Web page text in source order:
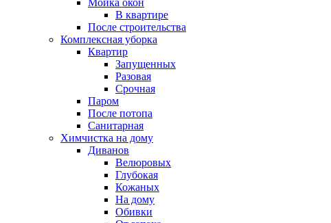
Мойка окон
В квартире
После строительства
Комплексная уборка
Квартир
Запущенных
Разовая
Срочная
Паром
После потопа
Санитарная
Химчистка на дому
Диванов
Велюровых
Глубокая
Кожаных
На дому
Обивки